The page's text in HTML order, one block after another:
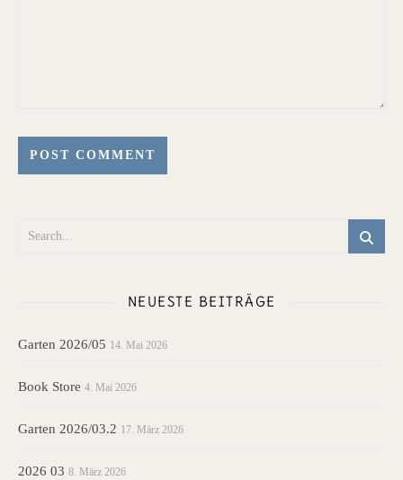
NEUESTE BEITRÄGE
Garten 2026/05 14. Mai 2026
Book Store 4. Mai 2026
Garten 2026/03.2 17. März 2026
2026 03 8. März 2026